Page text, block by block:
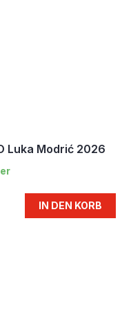
Luka Modrić 2026
IN DEN KORB